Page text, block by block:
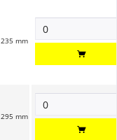
235 mm
295 mm